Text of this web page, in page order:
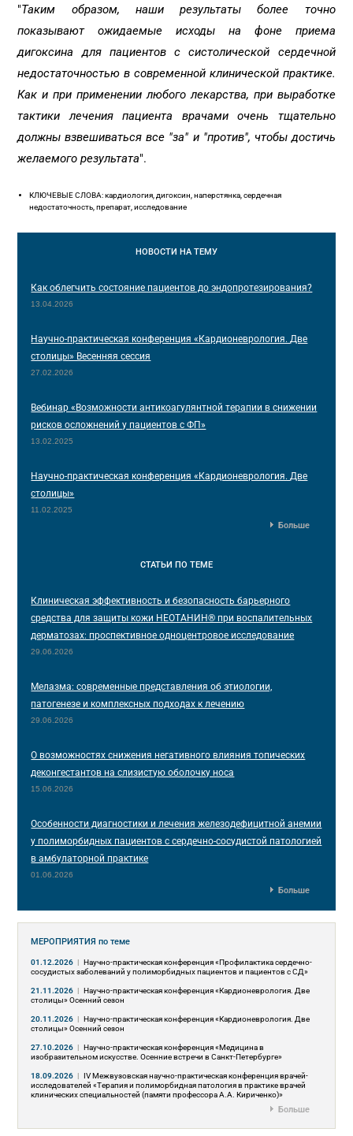
"Таким образом, наши результаты более точно
показывают ожидаемые исходы на фоне приема
дигоксина для пациентов с систолической сердечной
недостаточностью в современной клинической практике.
Как и при применении любого лекарства, при выработке
тактики лечения пациента врачами очень тщательно
должны взвешиваться все "за" и "против", чтобы достичь
желаемого результата".
КЛЮЧЕВЫЕ СЛОВА: кардиология, дигоксин, наперстянка, сердечная
недостаточность, препарат, исследование
НОВОСТИ НА ТЕМУ
Как облегчить состояние пациентов до эндопротезирования?
13.04.2026
Научно-практическая конференция «Кардионеврология. Две
столицы» Весенняя сессия
27.02.2026
Вебинар «Возможности антикоагулянтной терапии в снижении
рисков осложнений у пациентов с ФП»
13.02.2025
Научно-практическая конференция «Кардионеврология. Две
столицы»
11.02.2025
Больше
СТАТЬИ ПО ТЕМЕ
Клиническая эффективность и безопасность барьерного
средства для защиты кожи НЕОТАНИН® при воспалительных
дерматозах: проспективное одноцентровое исследование
29.06.2026
Мелазма: современные представления об этиологии,
патогенезе и комплексных подходах к лечению
29.06.2026
О возможностях снижения негативного влияния топических
деконгестантов на слизистую оболочку носа
15.06.2026
Особенности диагностики и лечения железодефицитной анемии
у полиморбидных пациентов с сердечно-сосудистой патологией
в амбулаторной практике
01.06.2026
Больше
МЕРОПРИЯТИЯпо теме
01.12.2026 | Научно-практическая конференция «Профилактика сердечно-
сосудистых заболеваний у полиморбидных пациентов и пациентов с СД»
21.11.2026 | Научно-практическая конференция «Кардионеврология. Две
столицы» Осенний сезон
20.11.2026 | Научно-практическая конференция «Кардионеврология. Две
столицы» Осенний сезон
27.10.2026 | Научно-практическая конференция «Медицина в
изобразительном искусстве. Осенние встречи в Санкт-Петербурге»
18.09.2026 | IV Межвузовская научно-практическая конференция врачей-
исследователей «Терапия и полиморбидная патология в практике врачей
клинических специальностей (памяти профессора А.А. Кириченко)»
Больше